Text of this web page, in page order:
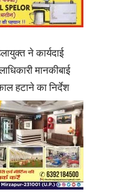
ने कार्यदाई
मानकीबाई
हटाने का निर्देश